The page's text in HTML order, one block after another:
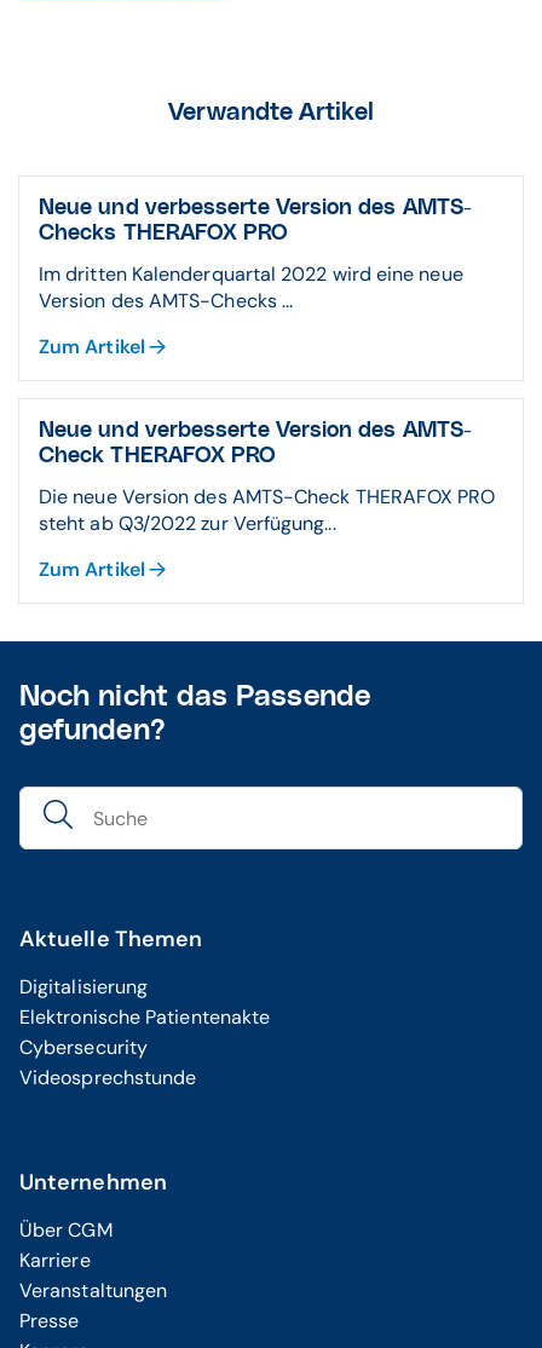
Verwandte Artikel
Neue und verbesserte Version des AMTS-
Checks THERAFOX PRO
Im dritten Kalenderquartal 2022 wird eine neue
Version des AMTS-Checks ...
Zum Artikel
Neue und verbesserte Version des AMTS-
Check THERAFOX PRO
Die neue Version des AMTS-Check THERAFOX PRO
steht ab Q3/2022 zur Verfügung...
Zum Artikel
Noch nicht das Passende
gefunden?
Aktuelle Themen
Digitalisierung
Elektronische Patientenakte
Cybersecurity
Videosprechstunde
Unternehmen
Über CGM
Karriere
Veranstaltungen
Presse